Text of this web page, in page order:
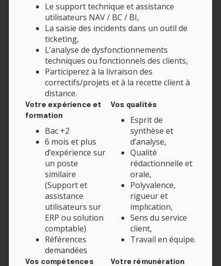
Le support technique et assistance
utilisateurs NAV / BC / BI,
La saisie des incidents dans un outil de
ticketing,
L’analyse de dysfonctionnements
techniques ou fonctionnels des clients,
Participerez à la livraison des
correctifs/projets et à la recette client à
distance.
Votre expérience et
formation
Bac +2
6 mois et plus
d’expérience sur
un poste
similaire
(Support et
assistance
utilisateurs sur
ERP ou solution
comptable)
Références
demandées
Vos qualités
Esprit de
synthèse et
d’analyse,
Qualité
rédactionnelle et
orale,
Polyvalence,
rigueur et
implication,
Sens du service
client,
Travail en équipe.
Vos compétences Votre rémunération